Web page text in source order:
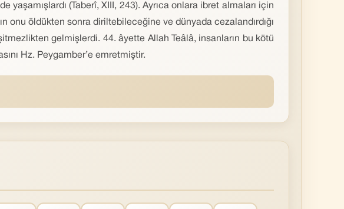
yaşamışlardı (Taberî, XIII, 243). Ayrıca onlara ibret almaları için
onu öldükten sonra diriltebileceğine ve dünyada cezalandırdığı
gelmişlerdi. 44. âyette Allah Teâlâ, insanların bu kötü
Hz. Peygamber’e emretmiştir.